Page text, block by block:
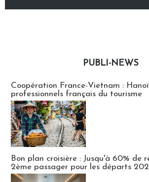
PUBLI-NEWS
Coopération France-Vietnam :
professionnels français du tourisme
Bon plan croisière : Jusqu'à 60% de
2ème passager pour les départs